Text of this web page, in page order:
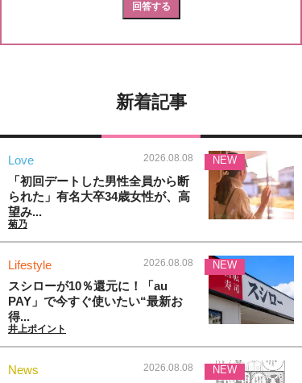
新着記事
Love 2026.08.08
「初回デートした男性全員から断
られた」有名大卒34歳女性が、高
望み...
菊乃
NEW
Lifestyle 2026.08.08
スシローが10％還元に！「au
PAY」で今すぐ使いたい“最新お
得...
井上ポイント
NEW
News 2026.08.08 NEW